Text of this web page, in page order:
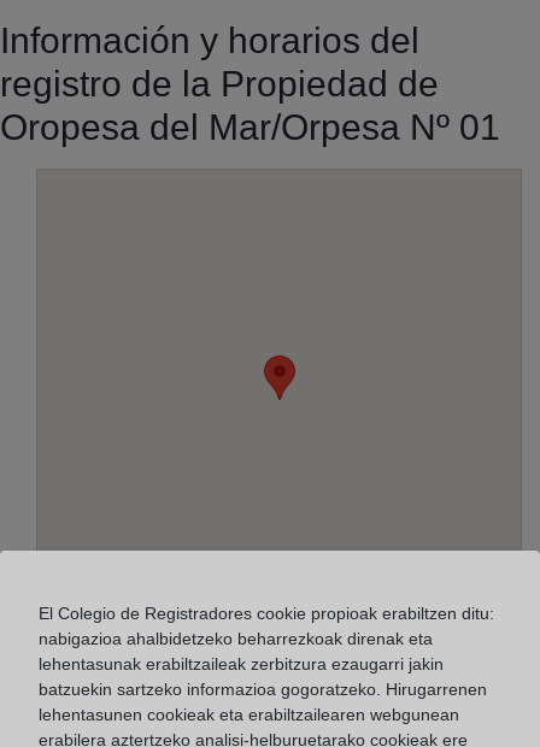
Información y horarios del
registro de la Propiedad de
Oropesa del Mar/Orpesa Nº 01
Helbidea:
Castelló, 3 - 1º, 12594
Horario:
El Colegio de Registradores cookie propioak erabiltzen ditu:
nabigazioa ahalbidetzeko beharrezkoak direnak eta
lehentasunak erabiltzaileak zerbitzura ezaugarri jakin
batzuekin sartzeko informazioa gogoratzeko. Hirugarrenen
lehentasunen cookieak eta erabiltzailearen webgunean
erabilera aztertzeko analisi-helburuetarako cookieak ere